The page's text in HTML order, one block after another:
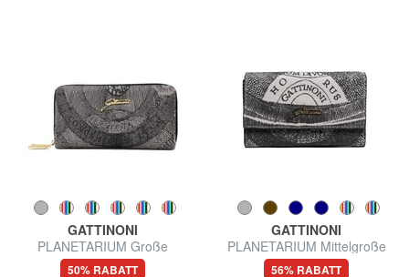
GATTINONI
PLANETARIUM Große
Geldbörse mit
50% RABATT
GATTINONI
PLANETARIUM Mittelgroße
Geldbörse mit Klappe
56% RABATT